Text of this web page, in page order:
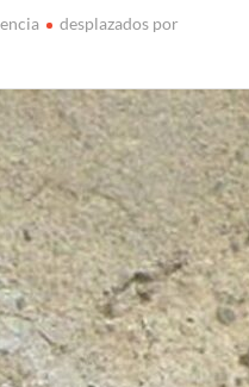
desplazados por